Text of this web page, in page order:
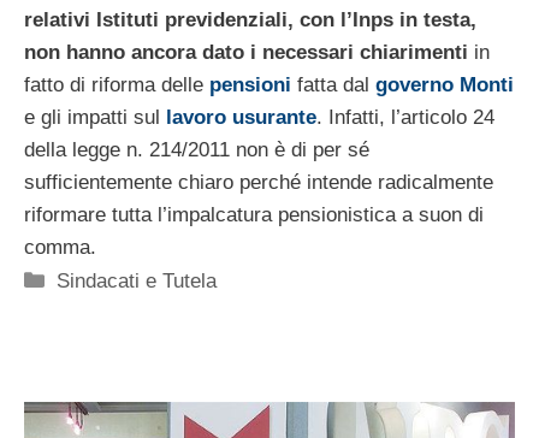
relativi Istituti previdenziali, con l’Inps in testa,
non hanno ancora dato i necessari chiarimenti in
fatto di riforma delle pensioni fatta dal governo Monti
e gli impatti sul lavoro usurante. Infatti, l’articolo 24
della legge n. 214/2011 non è di per sé
sufficientemente chiaro perché intende radicalmente
riformare tutta l’impalcatura pensionistica a suon di
comma.
Categorie
Sindacati e Tutela